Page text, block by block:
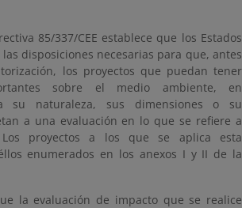
85/337/CEE establece que los Estados
disposiciones necesarias para que, antes
los proyectos que puedan tener
sobre el medio ambiente, en
su naturaleza, sus dimensiones o su
a una evaluación en lo que se refiere a
Los proyectos a los que se aplica esta
enumerados en los anexos I y II de la
la evaluación de impacto que se realice